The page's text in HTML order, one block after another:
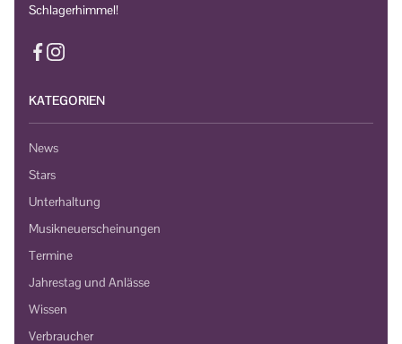
Schlagerhimmel!
KATEGORIEN
News
Stars
Unterhaltung
Musikneuerscheinungen
Termine
Jahrestag und Anlässe
Wissen
Verbraucher